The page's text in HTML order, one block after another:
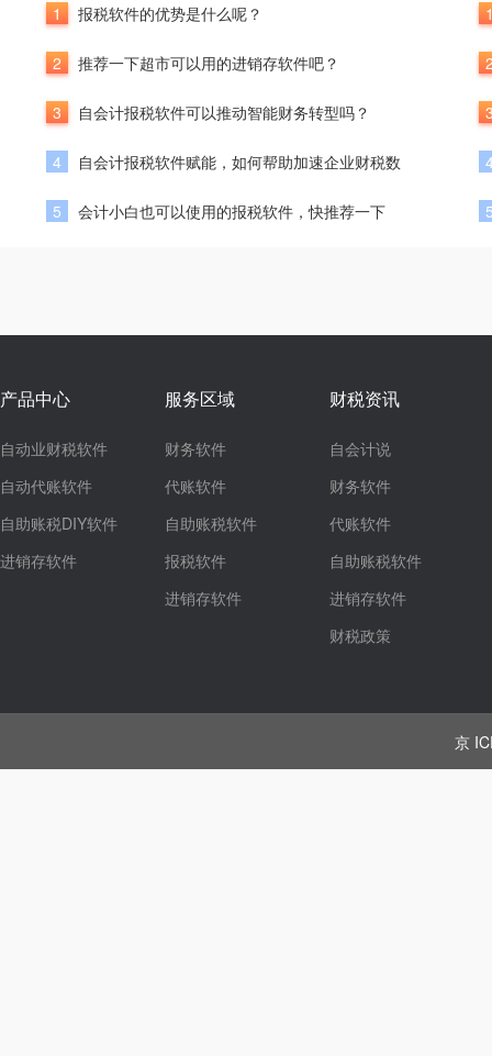
1 报税软件的优势是什么呢？
2 推荐一下超市可以用的进销存软件吧？
3 自会计报税软件可以推动智能财务转型吗？
4 自会计报税软件赋能，如何帮助加速企业财税数
5 会计小白也可以使用的报税软件，快推荐一下
产品中心
自动业财税软件
自动代账软件
自助账税DIY软件
进销存软件
服务区域
财务软件
代账软件
自助账税软件
报税软件
进销存软件
财税资讯
自会计说
财务软件
代账软件
自助账税软件
进销存软件
财税政策
京